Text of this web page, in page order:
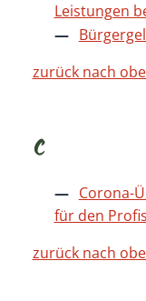
Leistungen
zurück nach
C
Corona-
für den
zurück nach